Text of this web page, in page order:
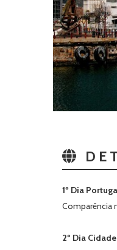
1º Dia
Comparência
2º Dia